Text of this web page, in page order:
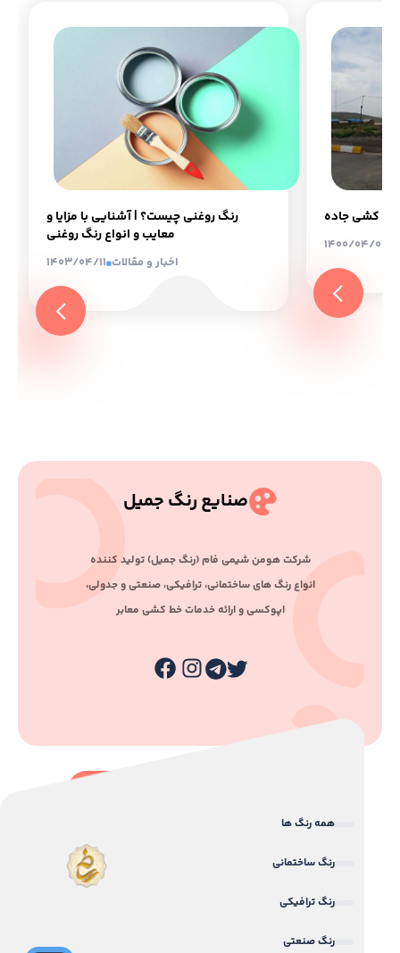
رنگ روغنی چیست؟ | آشنایی با مزایا و
معایب و انواع رنگ روغنی
1403/04/11 اخبار و مقالات
خط کشی جاده
1400/04/01
صنایع رنگ جمیل
ﺷﺮﮐﺖ ﻫﻮﻣﻦ ﺷﯿﻤﯽ ﻓﺎم (رﻧﮓ ﺟﻤﯿﻞ) ﺗﻮﻟﯿﺪ ﮐﻨﻨﺪه
اﻧﻮاع رﻧﮓ ﻫﺎی ﺳﺎﺧﺘﻤﺎﻧﯽ، ﺗﺮاﻓﯿﮑﯽ، ﺻﻨﻌﺘﯽ و ﺟﺪوﻟﯽ،
اﭘﻮﮐﺴﯽ و اراﺋﻪ ﺧﺪﻣﺎت ﺧﻂ ﮐﺸﯽ ﻣﻌﺎﺑﺮ
همه رنگ ها
رنگ ساختمانی
رنگ ترافیکی
رنگ صنعتی